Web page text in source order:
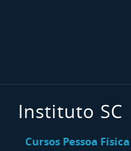
Instituto SC
Cursos Pessoa Física